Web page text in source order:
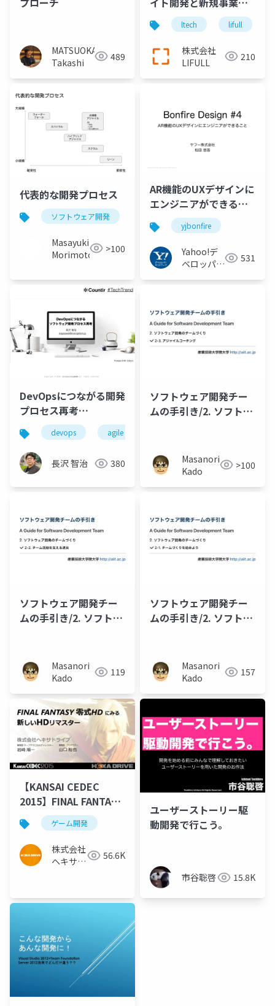
MATSUOKA
Takashi
489
発の経験から見たそれ
ぞれの違い
ltech lifull
株式会社
LIFULL
210
代表的な開発プロセス
ソフトウェア開発 プロジェクト管理
Masayuki
Morimoto
>100
AR機能のUXデザインに
エンジニアができるこ
と
yjbonfire
Yahoo!デ
ベロッパー
531
DevOpsにつながる開発
プロセス再考
#TechTrend
devops agile
長沢 智治 380
ソフトウェア開発チー
ムの手引き/2. ソフトウ
チング
Masanori
Kado
>100
ソフトウェア開発チー
ムの手引き/2. ソフトウ
える道具Masanori
Kado
119
ソフトウェア開発チー
ムの手引き/2. ソフトウ
始めようMasanori
Kado
157
【KANSAI CEDEC
2015】FINAL FANTASY
零式HDにみる 新しい
HDリマスター
ゲーム開発
株式会社
ヘキサド
56.6K
ユーザーストーリー駆
動開発で行こう。
市谷聡啓 15.8K